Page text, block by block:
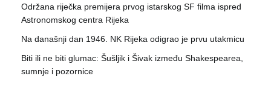
Održana riječka premijera prvog istarskog SF filma ispred
Astronomskog centra Rijeka
Na današnji dan 1946. NK Rijeka odigrao je prvu utakmicu
Biti ili ne biti glumac: Šušljik i Šivak između Shakespearea,
sumnje i pozornice